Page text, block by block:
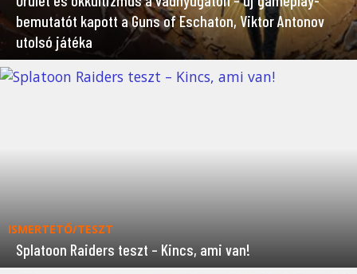
bemutatót kapott a Guns of Eschaton, Viktor Antonov
utolsó játéka
ISMERTETŐ/TESZT
Splatoon Raiders teszt – Kincs, ami van!